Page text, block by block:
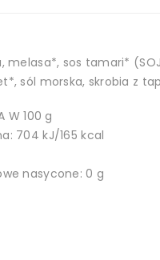
melasa*, sos tamari*
sól morska, skrobia z
W 100 g
704 kJ/165 kcal
nasycone: 0 g